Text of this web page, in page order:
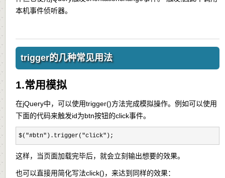
本机事件侦听器。
trigger的几种常见用法
1.常用模拟
在jQuery中，可以使用trigger()方法完成模拟操作。例如可以使用
下面的代码来触发id为btn按钮的click事件。
$("#btn").trigger("click");
这样，当页面加载完毕后，就会立刻输出想要的效果。
也可以直接用简化写法click()，来达到同样的效果：